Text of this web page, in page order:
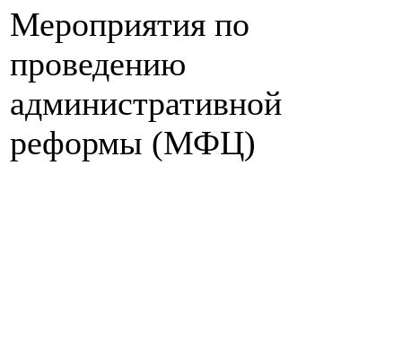
Мероприятия по
проведению
административной
реформы (МФЦ)